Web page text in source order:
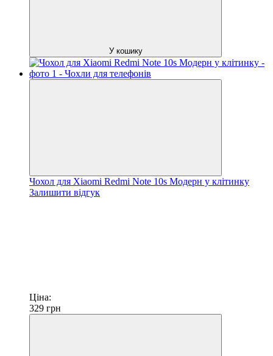
У кошику
Чохол для Xiaomi Redmi Note 10s Модерн у клітинку
Залишити відгук
Ціна:
329 грн